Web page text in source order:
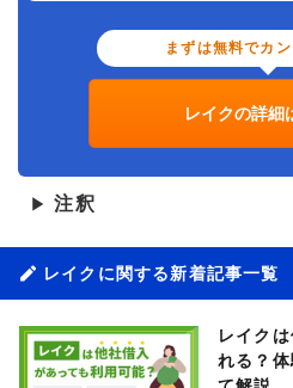
まずは無料でカン
レイクの詳細
▶ 注釈
レイクに関する新着記事一覧
レイク
れる？